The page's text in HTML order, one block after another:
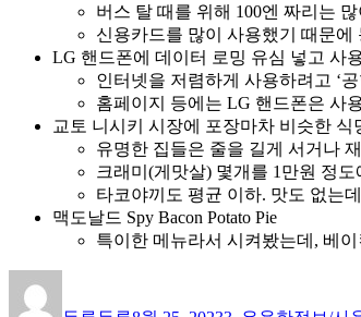
버스 탈 때를 위해 100엔 짜리는
신용카드를 많이 사용했기 때문
LG 핸드폰에 데이터 로밍 유심 넣고 사
인터넷을 저렴하게 사용하려고 ‘
홈페이지 등에는 LG 핸드폰은 사
교토 니시키 시장에 포장마차 비슷한
유명한 집들은 줄을 길게 서거나
크래미(게맛살) 몇개를 1만원 정
타코야끼도 평균 이하. 맛도 없는
맥도날드 Spy Bacon Potato Pie
특이한 메뉴라서 시켜봤는데, 베